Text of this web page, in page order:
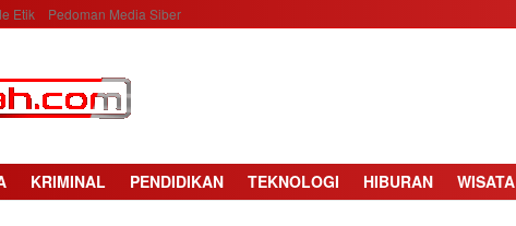
Etik Pedoman Media Siber
KRIMINAL PENDIDIKAN TEKNOLOGI HIBURAN WISATA